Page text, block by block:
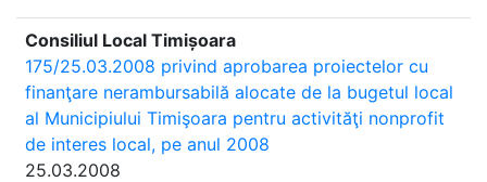
Consiliul Local Timișoara
175/25.03.2008 privind aprobarea proiectelor cu
finanţare nerambursabilă alocate de la bugetul local
al Municipiului Timişoara pentru activităţi nonprofit
de interes local, pe anul 2008
25.03.2008